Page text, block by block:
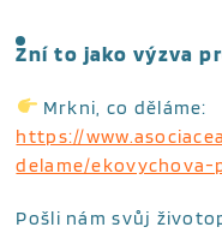
Zní to jako výzva
Mrkni, co děláme:
https://
delame/
Pošli nám svůj